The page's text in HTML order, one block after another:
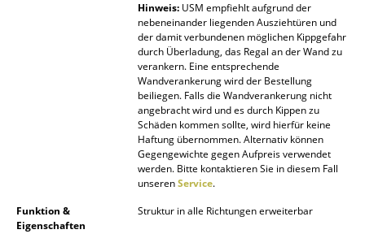
Nachttische & Bettzubehör
Uhren
Hinweis: USM empfiehlt aufgrund der
nebeneinander liegenden Ausziehtüren und
der damit verbundenen möglichen Kippgefahr
durch Überladung, das Regal an der Wand zu
verankern. Eine entsprechende
Wandverankerung wird der Bestellung
beiliegen. Falls die Wandverankerung nicht
angebracht wird und es durch Kippen zu
Schäden kommen sollte, wird hierfür keine
Haftung übernommen. Alternativ können
Gegengewichte gegen Aufpreis verwendet
werden. Bitte kontaktieren Sie in diesem Fall
unserenService.
Funktion &
Eigenschaften
Struktur in alle Richtungen erweiterbar